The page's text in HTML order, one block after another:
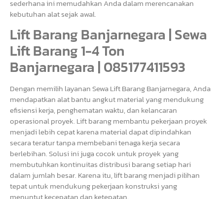
sederhana ini memudahkan Anda dalam merencanakan
kebutuhan alat sejak awal.
Lift Barang Banjarnegara | Sewa
Lift Barang 1-4 Ton
Banjarnegara | 085177411593
Dengan memilih layanan Sewa Lift Barang Banjarnegara, Anda
mendapatkan alat bantu angkut material yang mendukung
efisiensi kerja, penghematan waktu, dan kelancaran
operasional proyek. Lift barang membantu pekerjaan proyek
menjadi lebih cepat karena material dapat dipindahkan
secara teratur tanpa membebani tenaga kerja secara
berlebihan. Solusi ini juga cocok untuk proyek yang
membutuhkan kontinuitas distribusi barang setiap hari
dalam jumlah besar. Karena itu, lift barang menjadi pilihan
tepat untuk mendukung pekerjaan konstruksi yang